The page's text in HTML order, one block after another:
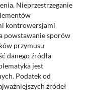
Nieprzestrzeganie
kontrowersjami
powstawanie sporów
przymusu
danego źródła
jest
Podatek od
źródeł